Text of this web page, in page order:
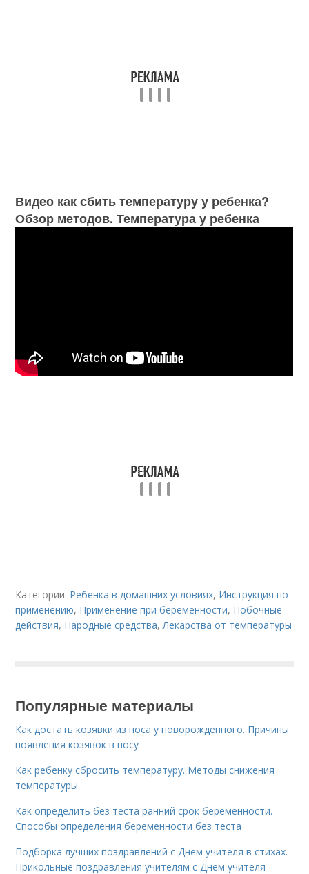
Видео как сбить температуру у ребенка?
Обзор методов. Температура у ребенка
Категории: Ребенка в домашних условиях, Инструкция по
применению, Применение при беременности, Побочные
действия, Народные средства,Лекарства от температуры
Популярные материалы
Как достать козявки из носа у новорожденного. Причины
появления козявок в носу
Как ребенку сбросить температуру. Методы снижения
температуры
Как определить без теста ранний срок беременности.
Способы определения беременности без теста
Подборка лучших поздравлений с Днем учителя в стихах.
Прикольные поздравления учителям с Днем учителя